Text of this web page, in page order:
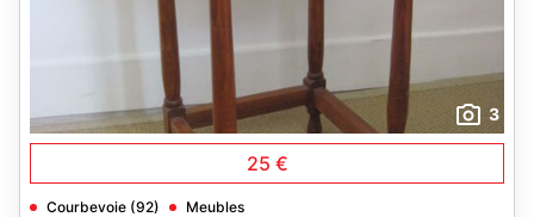
3
25 €
Courbevoie (92) Meubles